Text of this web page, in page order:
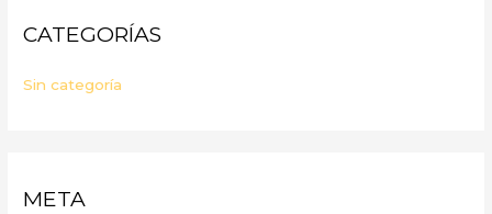
CATEGORÍAS
Sin categoría
META